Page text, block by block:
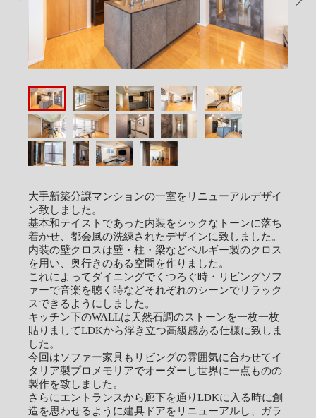
大手新築分譲マンションの一室をリニューアルデザイ
ン致しました。
基本和テイストであった内装をシックなトーンに落ち
着かせ、都会風の洗練されたデザインに致しました。
内装の壁クロスは壁・柱・梁などベルギー製のクロス
を用い、奥行きのある空間を作りました。
これによってダイニングでくつろぐ時・リビングソフ
ァーで音楽を聴く時などそれぞれのシーンでリラック
スできるようにしました。
キッチン下のWALLは天然石調のストーンを一枚一枚
貼りましてLDKから浮き立つ高級感ある仕様に致しま
した。
今回はソファー家具もリビングの雰囲気に合わせてイ
タリア製プロメモリアでオーダーし世界に一点ものの
製作を致しました。
さらにエントランスから廊下を通りLDKに入る時に創
造を思わせるように建具ドアをリニューアルし、ガラ